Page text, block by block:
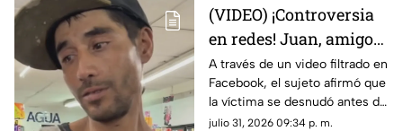
(VIDEO) ¡Controversia
en redes! Juan, amigo
de José Bélico, habría
movido un cadáver que
cayó en su dique
A través de un video filtrado en
Facebook, el sujeto afirmó que
la víctima se desnudó antes de
caer y justificó haber movido
julio 31, 2026 09:34 p. m.